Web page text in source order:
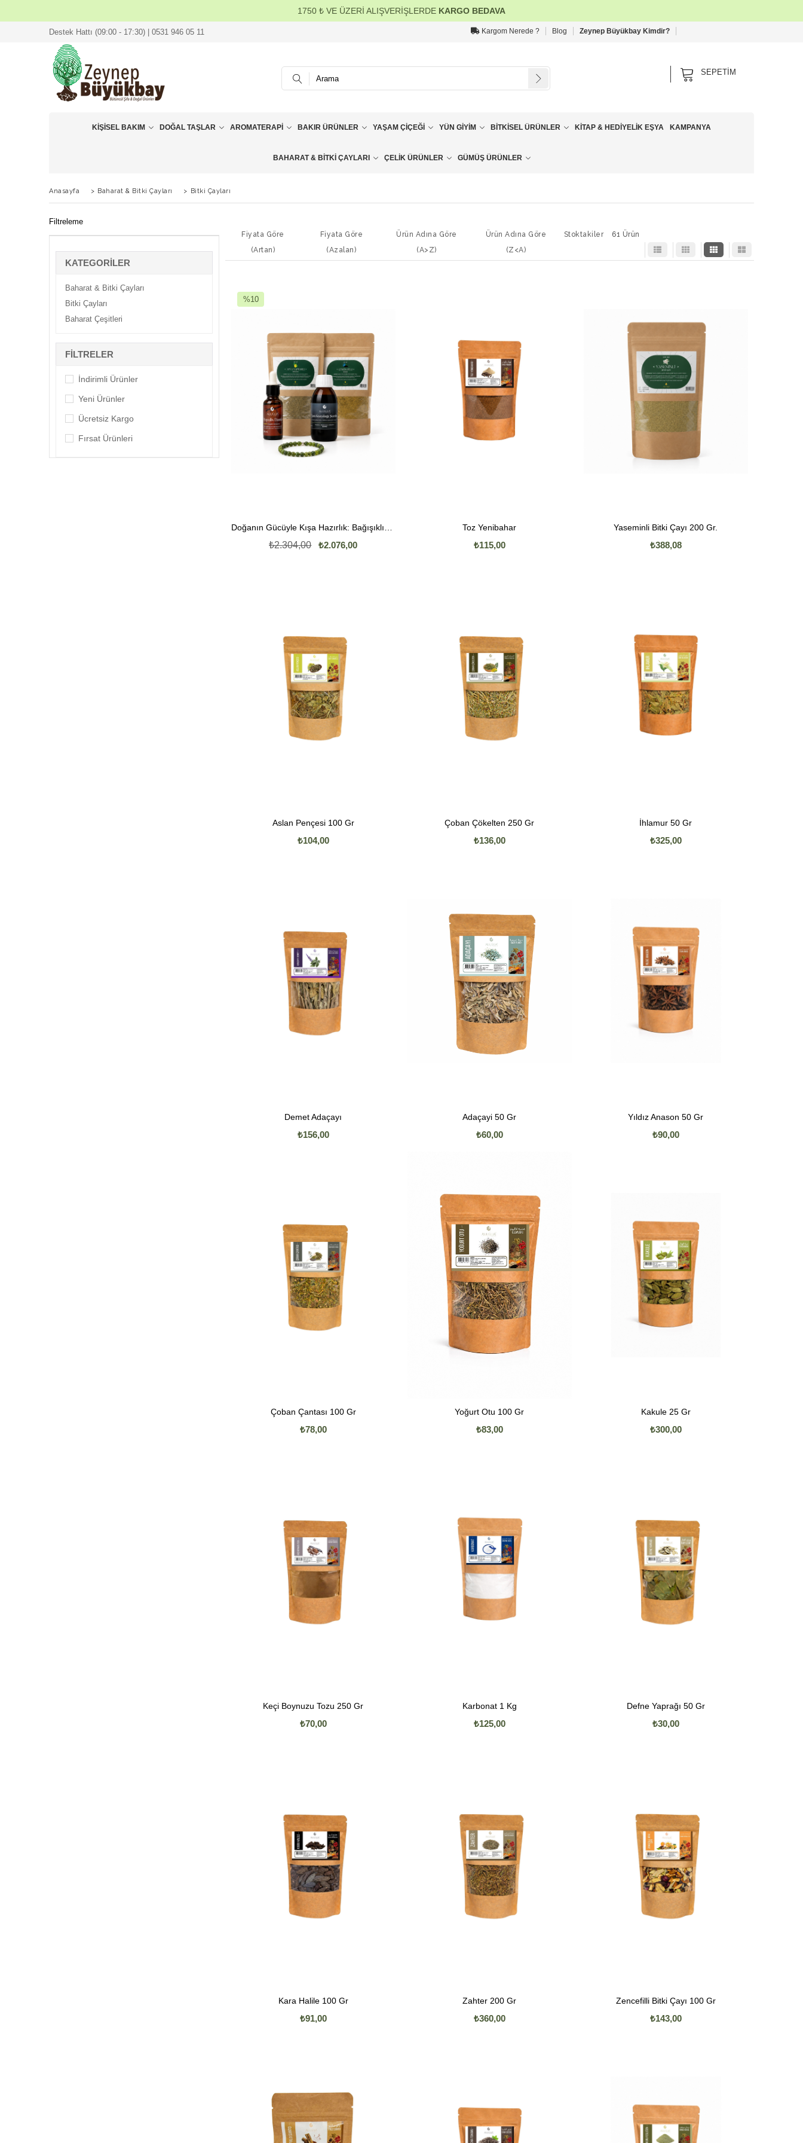
1750 ₺ VE ÜZERİ ALIŞVERİŞLERDE KARGO BEDAVA
Destek Hattı (09:00 - 17:30) | 0531 946 05 11 Kargom Nerede ? Blog Zeynep Büyükbay Kimdir?
SEPETIM
KIŞISEL BAKIM DOĞAL TAŞLAR AROMATERAPI BAKIR ÜRÜNLER YAŞAM ÇIÇEĞI YÜN GIYIM BITKISEL ÜRÜNLER KITAP & HEDIYELIK EŞYA KAMPANYA
BAHARAT & BITKI ÇAYLARI ÇELIK ÜRÜNLER GÜMÜŞ ÜRÜNLER
Anasayfa > Baharat & Bitki Çayları > Bitki Çayları
Filtreleme
KATEGORILER
Baharat & Bitki Çayları
Bitki Çayları
Baharat Çeşitleri
FILTRELER
İndirimli Ürünler
Yeni Ürünler
Ücretsiz Kargo
Fırsat Ürünleri
Fiyata Göre
(Artan)
Fiyata Göre
(Azalan)
Ürün Adına Göre
(A>Z)
Ürün Adına Göre
(Z<A)
Stoktakiler 61 Ürün
Doğanın Gücüyle Kışa Hazırlık: Bağışıklık Destekleyici ve Koruyucu Doğal Kış Seti
₺2.076,00
₺2.304,00
%10
Toz Yenibahar
₺115,00
Yaseminli Bitki Çayı 200 Gr.
₺388,08
Aslan Pençesi 100 Gr
₺104,00
Çoban Çökelten 250 Gr
₺136,00
İhlamur 50 Gr
₺325,00
Demet Adaçayı
₺156,00
Adaçayi 50 Gr
₺60,00
Yıldız Anason 50 Gr
₺90,00
Çoban Çantası 100 Gr
₺78,00
Yoğurt Otu 100 Gr
₺83,00
Kakule 25 Gr
₺300,00
Keçi Boynuzu Tozu 250 Gr
₺70,00
Karbonat 1 Kg
₺125,00
Defne Yaprağı 50 Gr
₺30,00
Kara Halile 100 Gr
₺91,00
Zahter 200 Gr
₺360,00
Zencefilli Bitki Çayı 100 Gr
₺143,00